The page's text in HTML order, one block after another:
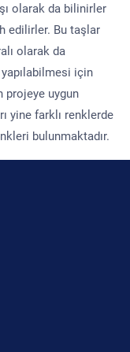
olarak da bilinirler
edilirler. Bu taşlar
olarak da
yapılabilmesi için
projeye uygun
yine farklı renklerde
bulunmaktadır.